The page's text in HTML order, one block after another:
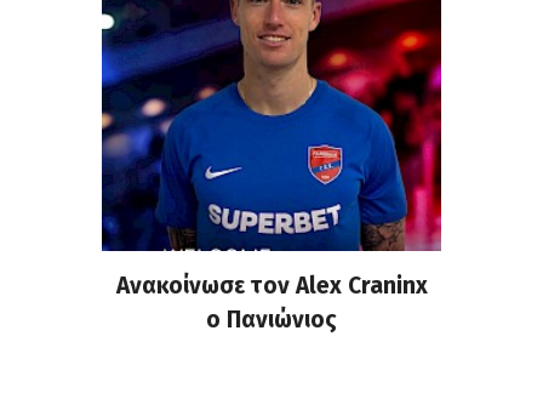
Ανακοίνωσε τον Alex Craninx
ο Πανιώνιος